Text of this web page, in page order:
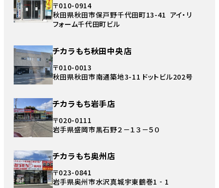
〒010-0914
秋田県秋田市保戸野千代田町13-41 アイ・リ
フォーム千代田町ビル
チカラもち秋田中央店
〒010-0013
秋田県秋田市南通築地3-11 ドットビル202号
チカラもち岩手店
〒020-0111
岩手県盛岡市黒石野２－１３－５０
チカラもち奥州店
〒023-0841
岩手県奥州市水沢真城宇東鶴巻1‐1